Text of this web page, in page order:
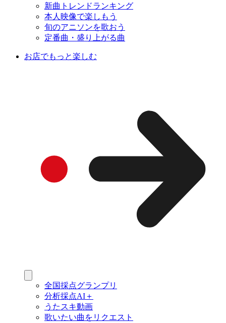
新曲トレンドランキング
本人映像で楽しもう
旬のアニソンを歌おう
定番曲・盛り上がる曲
お店でもっと楽しむ
全国採点グランプリ
分析採点AI＋
うたスキ動画
歌いたい曲をリクエスト